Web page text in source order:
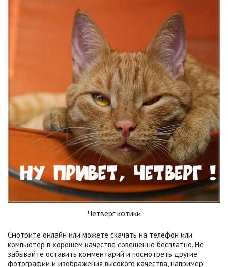
Четверг котики
Смотрите онлайн или можете скачать на телефон или
компьютер в хорошем качестве совешенно бесплатно. Не
забывайте оставить комментарий и посмотреть другие
фотографии и изображения высокого качества, например